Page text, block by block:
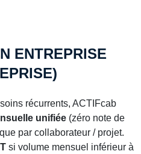
ENTREPRISE
récurrents, ACTIFcab
unifiée (zéro note de
par collaborateur / projet.
si volume mensuel inférieur à